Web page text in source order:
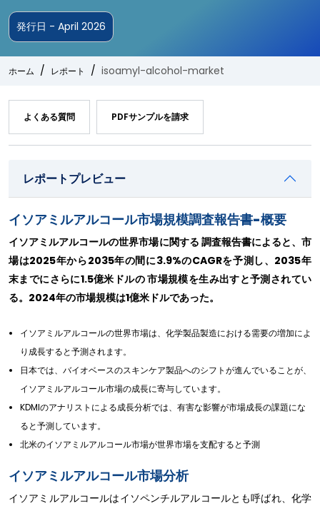
発行日 - April 2026
ホーム レポート isoamyl-alcohol-market
よくある質問 PDFサンプルを請求
レポートプレビュー
イソアミルアルコール市場規模調査報告書-概要
イソアミルアルコールの世界市場に関する 調査報告書によると、市
場は2025年から2035年の間に3.9%のCAGRを予測し、2035年
末までにさらに1.5億米ドルの 市場規模を生み出すと予測されてい
る。2024年の市場規模は1億米ドルであった。
イソアミルアルコールの世界市場は、化学製品製造における需要の増加によ
り成長すると予測されます。
日本では、バイオベースのスキンケア製品へのシフトが進んでいることが、
イソアミルアルコール市場の成長に寄与しています。
KDMIのアナリストによる成長分析では、有害な影響が市場成長の課題にな
ると予測しています。
北米のイソアミルアルコール市場が世界市場を支配すると予測
イソアミルアルコール市場分析
イソアミルアルコールはイソペンチルアルコールとも呼ばれ、化学